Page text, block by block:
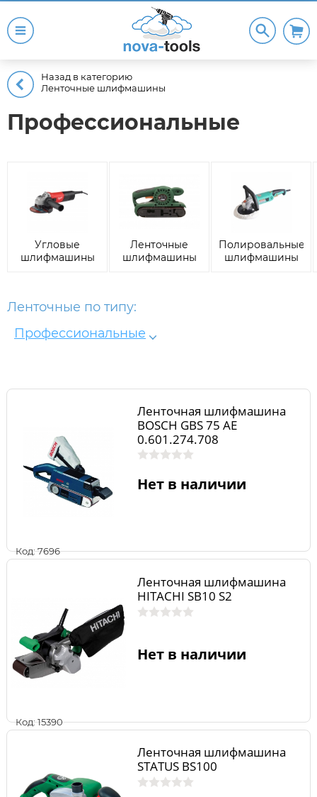
Назад в категорию
Ленточные шлифмашины
Профессиональные
Угловые
шлифмашины
Ленточные
шлифмашины
Полировальные
шлифмашины
Ленточные по типу:
Профессиональные
Код: 7696
Ленточная шлифмашина
BOSCH GBS 75 AE
0.601.274.708
Нет в наличии
Код: 15390
Ленточная шлифмашина
HITACHI SB10 S2
Нет в наличии
Ленточная шлифмашина
STATUS BS100